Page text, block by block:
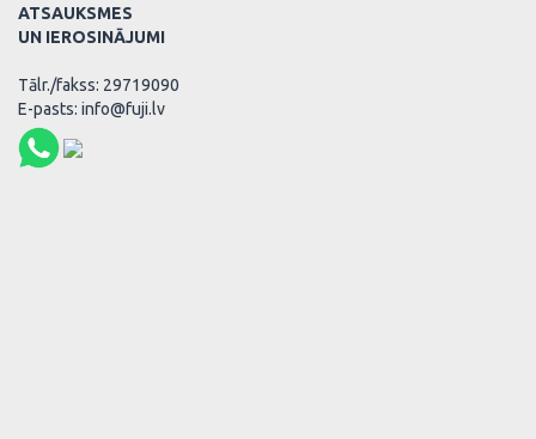
ATSAUKSMES
UN IEROSINĀJUMI
Tālr./fakss: 29719090
E-pasts: info@fuji.lv